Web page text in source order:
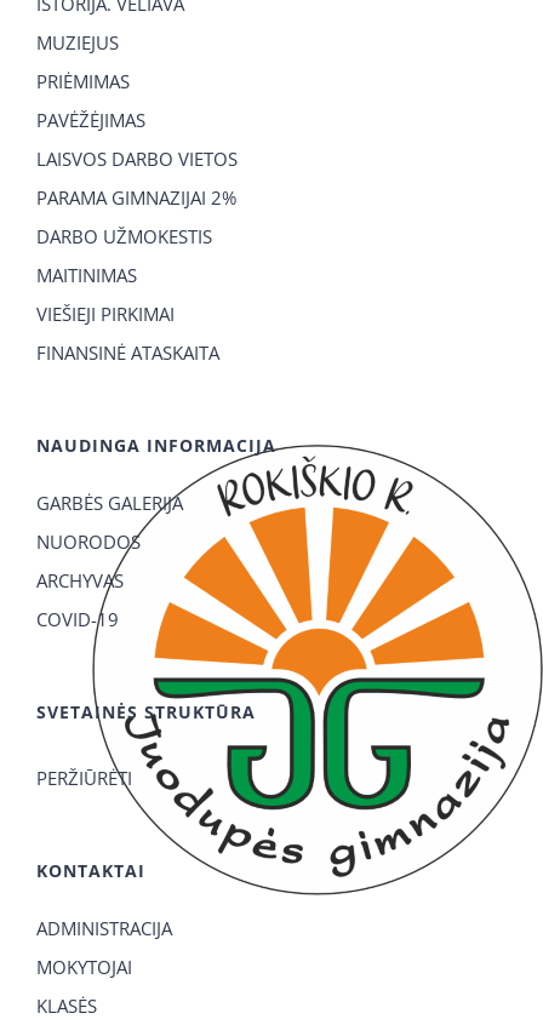
MUZIEJUS
PRIĖMIMAS
PAVĖŽĖJIMAS
LAISVOS DARBO VIETOS
PARAMA GIMNAZIJAI 2%
DARBO UŽMOKESTIS
MAITINIMAS
VIEŠIEJI PIRKIMAI
FINANSINĖ ATASKAITA
NAUDINGA INFORMACIJA
GARBĖS GALERIJA
NUORODOS
ARCHYVAS
COVID-19
SVETAINĖS STRUKTŪRA
PERŽIŪRĖTI
KONTAKTAI
ADMINISTRACIJA
MOKYTOJAI
KLASĖS